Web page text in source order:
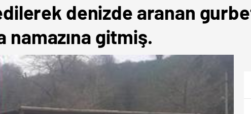
denizde aranan
namazına gitmiş.